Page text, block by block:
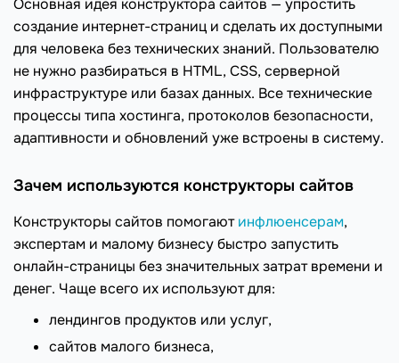
Основная идея конструктора сайтов — упростить
создание интернет-страниц и сделать их доступными
для человека без технических знаний. Пользователю
не нужно разбираться в HTML, CSS, серверной
инфраструктуре или базах данных. Все технические
процессы типа хостинга, протоколов безопасности,
адаптивности и обновлений уже встроены в систему.
Зачем используются конструкторы сайтов
Конструкторы сайтов помогаютинфлюенсерам,
экспертам и малому бизнесу быстро запустить
онлайн-страницы без значительных затрат времени и
денег. Чаще всего их используют для:
лендингов продуктов или услуг,
сайтов малого бизнеса,